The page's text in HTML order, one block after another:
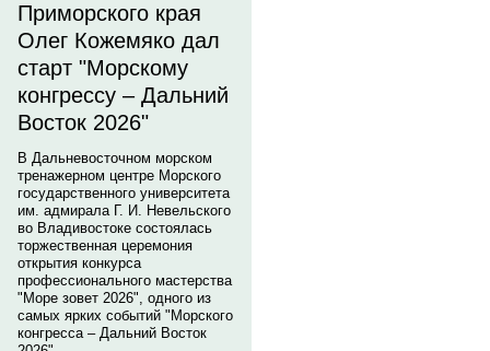
Приморского края
Олег Кожемяко дал
старт "Морскому
конгрессу – Дальний
Восток 2026"
В Дальневосточном морском
тренажерном центре Морского
государственного университета
им. адмирала Г. И. Невельского
во Владивостоке состоялась
торжественная церемония
открытия конкурса
профессионального мастерства
"Море зовет 2026", одного из
самых ярких событий "Морского
конгресса – Дальний Восток